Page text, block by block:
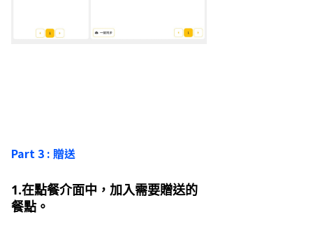
Part 3 : 贈送
1.在點餐介面中，加入需要贈送的
餐點。